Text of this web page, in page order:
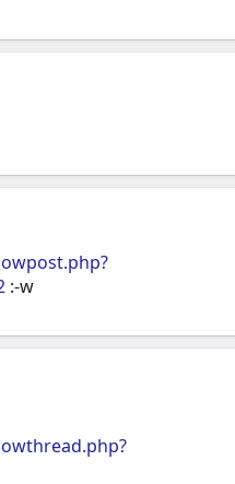
:-w